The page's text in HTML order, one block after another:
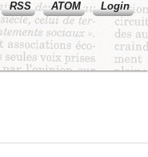
RSS ATOM
Login